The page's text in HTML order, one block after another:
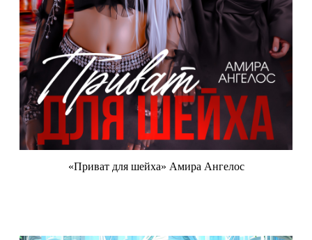
«Приват для шейха» Амира Ангелос